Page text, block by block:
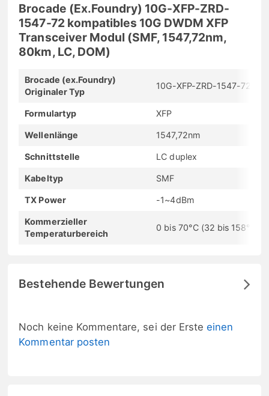
Brocade (Ex.Foundry) 10G-XFP-ZRD-
1547-72 kompatibles 10G DWDM XFP
Transceiver Modul (SMF, 1547,72nm,
80km, LC, DOM)
Brocade (ex.Foundry)
Originaler Typ
10G-XFP-ZRD-1547-72
Formulartyp XFP
Wellenlänge 1547,72nm
Schnittstelle LC duplex
Kabeltyp SMF
TX Power -1~4dBm
Kommerzieller
Temperaturbereich
0 bis 70°C (32 bis 158°F)
Bestehende Bewertungen
Noch keine Kommentare, sei der Ersteeinen
Kommentar posten